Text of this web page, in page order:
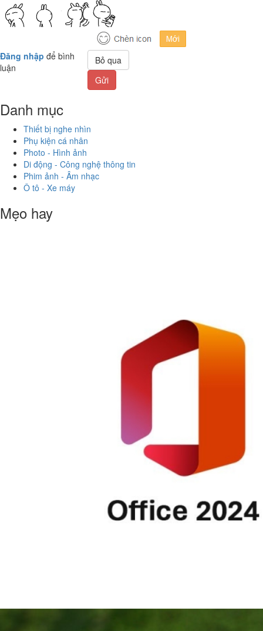
Đăng nhập để bình
luận
Bỏ qua
Gửi
Danh mục
Thiết bị nghe nhìn
Phụ kiện cá nhân
Photo - Hình ảnh
Di động - Công nghệ thông tin
Phim ảnh - Âm nhạc
Ô tô - Xe máy
Mẹo hay